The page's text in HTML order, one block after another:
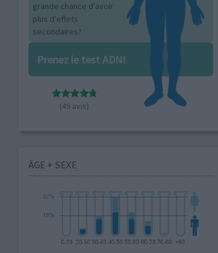
grande chance d'avoir
plus d'effets
secondaires?
Prenez le test ADN!
(49 avis)
ÂGE + SEXE